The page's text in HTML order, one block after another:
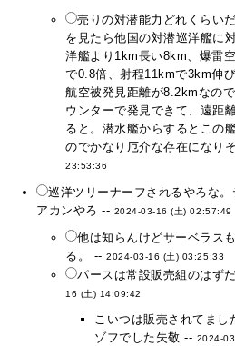
売りの対潜能力どれくらい
を見たら他国の対潜巡洋艦に
洋艦より1km長い8km、爆雷
で0.8倍、射程11kmで3km伸
航空被発見距離が8.2kmなの
ウンターで発見できて、遠距
ると。潜水艦からするとこの
のでかなり厄介な存在になり
23:53:36
巡洋ツリーナーフされるやろな
アカンやろ -- 2024-03-16 (土) 02:57:49
他は知らんけどサーベラス
る。 --2024-03-16 (土) 03:25:33
パースは常設販売組のはず
16 (土) 14:09:42
こいつは販売されてまし
ゾフでした失敬 -- 2024-